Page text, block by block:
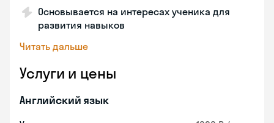
Основывается на интересах ученика для
развития навыков
Читать дальше
Услуги и цены
Английский язык